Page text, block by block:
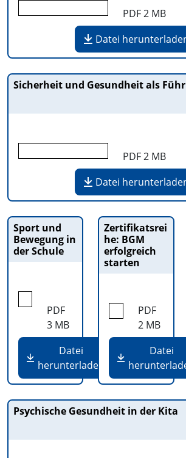
PDF2 MB
Datei
Sicherheit und Gesundheit als
PDF2 MB
Datei
Sport und
Bewegung in
der Schule
PDF
3 MB
Datei
herunterladen
Zertifikatsrei
he: BGM
erfolgreich
starten
PDF
2 MB
Datei
Psychische Gesundheit in der Kita